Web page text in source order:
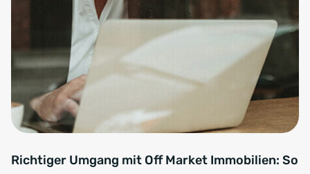
Richtiger Umgang mit Off Market Immobilien: So